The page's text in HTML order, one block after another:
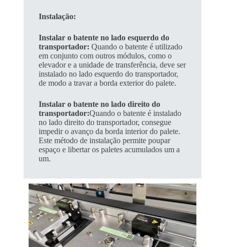
Instalação:
Instalar o batente no lado esquerdo do
transportador: Quando o batente é utilizado
em conjunto com outros módulos, como o
elevador e a unidade de transferência, deve ser
instalado no lado esquerdo do transportador,
de modo a travar a borda exterior do palete.
Instalar o batente no lado direito do
transportador:Quando o batente é instalado
no lado direito do transportador, consegue
impedir o avanço da borda interior do palete.
Este método de instalação permite poupar
espaço e libertar os paletes acumulados um a
um.